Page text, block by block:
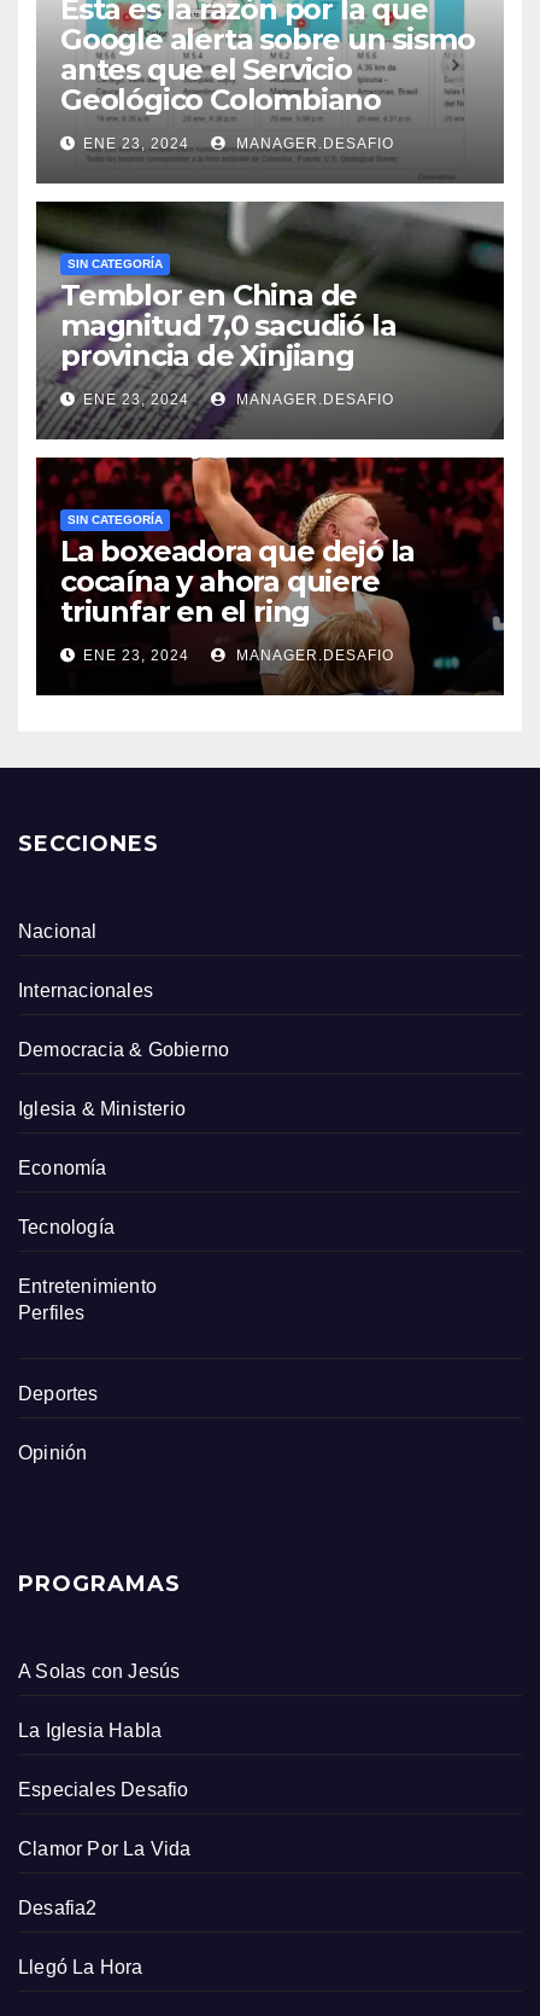
Esta es la razón por la que
Google alerta sobre un sismo
antes que el Servicio
Geológico Colombiano
ENE 23, 2024 MANAGER.DESAFIO
SIN CATEGORÍA
Temblor en China de
magnitud 7,0 sacudió la
provincia de Xinjiang
ENE 23, 2024 MANAGER.DESAFIO
SIN CATEGORÍA
La boxeadora que dejó la
cocaína y ahora quiere
triunfar en el ring​
ENE 23, 2024 MANAGER.DESAFIO
SECCIONES
Nacional
Internacionales
Democracia & Gobierno
Iglesia & Ministerio
Economía
Tecnología
Entretenimiento
Perfiles
Deportes
Opinión
PROGRAMAS
A Solas con Jesús
La Iglesia Habla
Especiales Desafio
Clamor Por La Vida
Desafia2
Llegó La Hora